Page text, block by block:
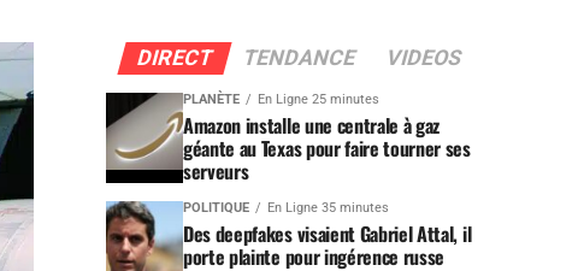
DIRECT TENDANCE VIDEOS
PLANÈTE En Ligne 25 minutes
Amazon installe une centrale à gaz
géante au Texas pour faire tourner ses
serveurs
POLITIQUE En Ligne 35 minutes
Des deepfakes visaient Gabriel Attal, il
porte plainte pour ingérence russe